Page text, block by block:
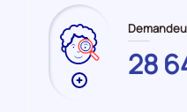
Plus
28